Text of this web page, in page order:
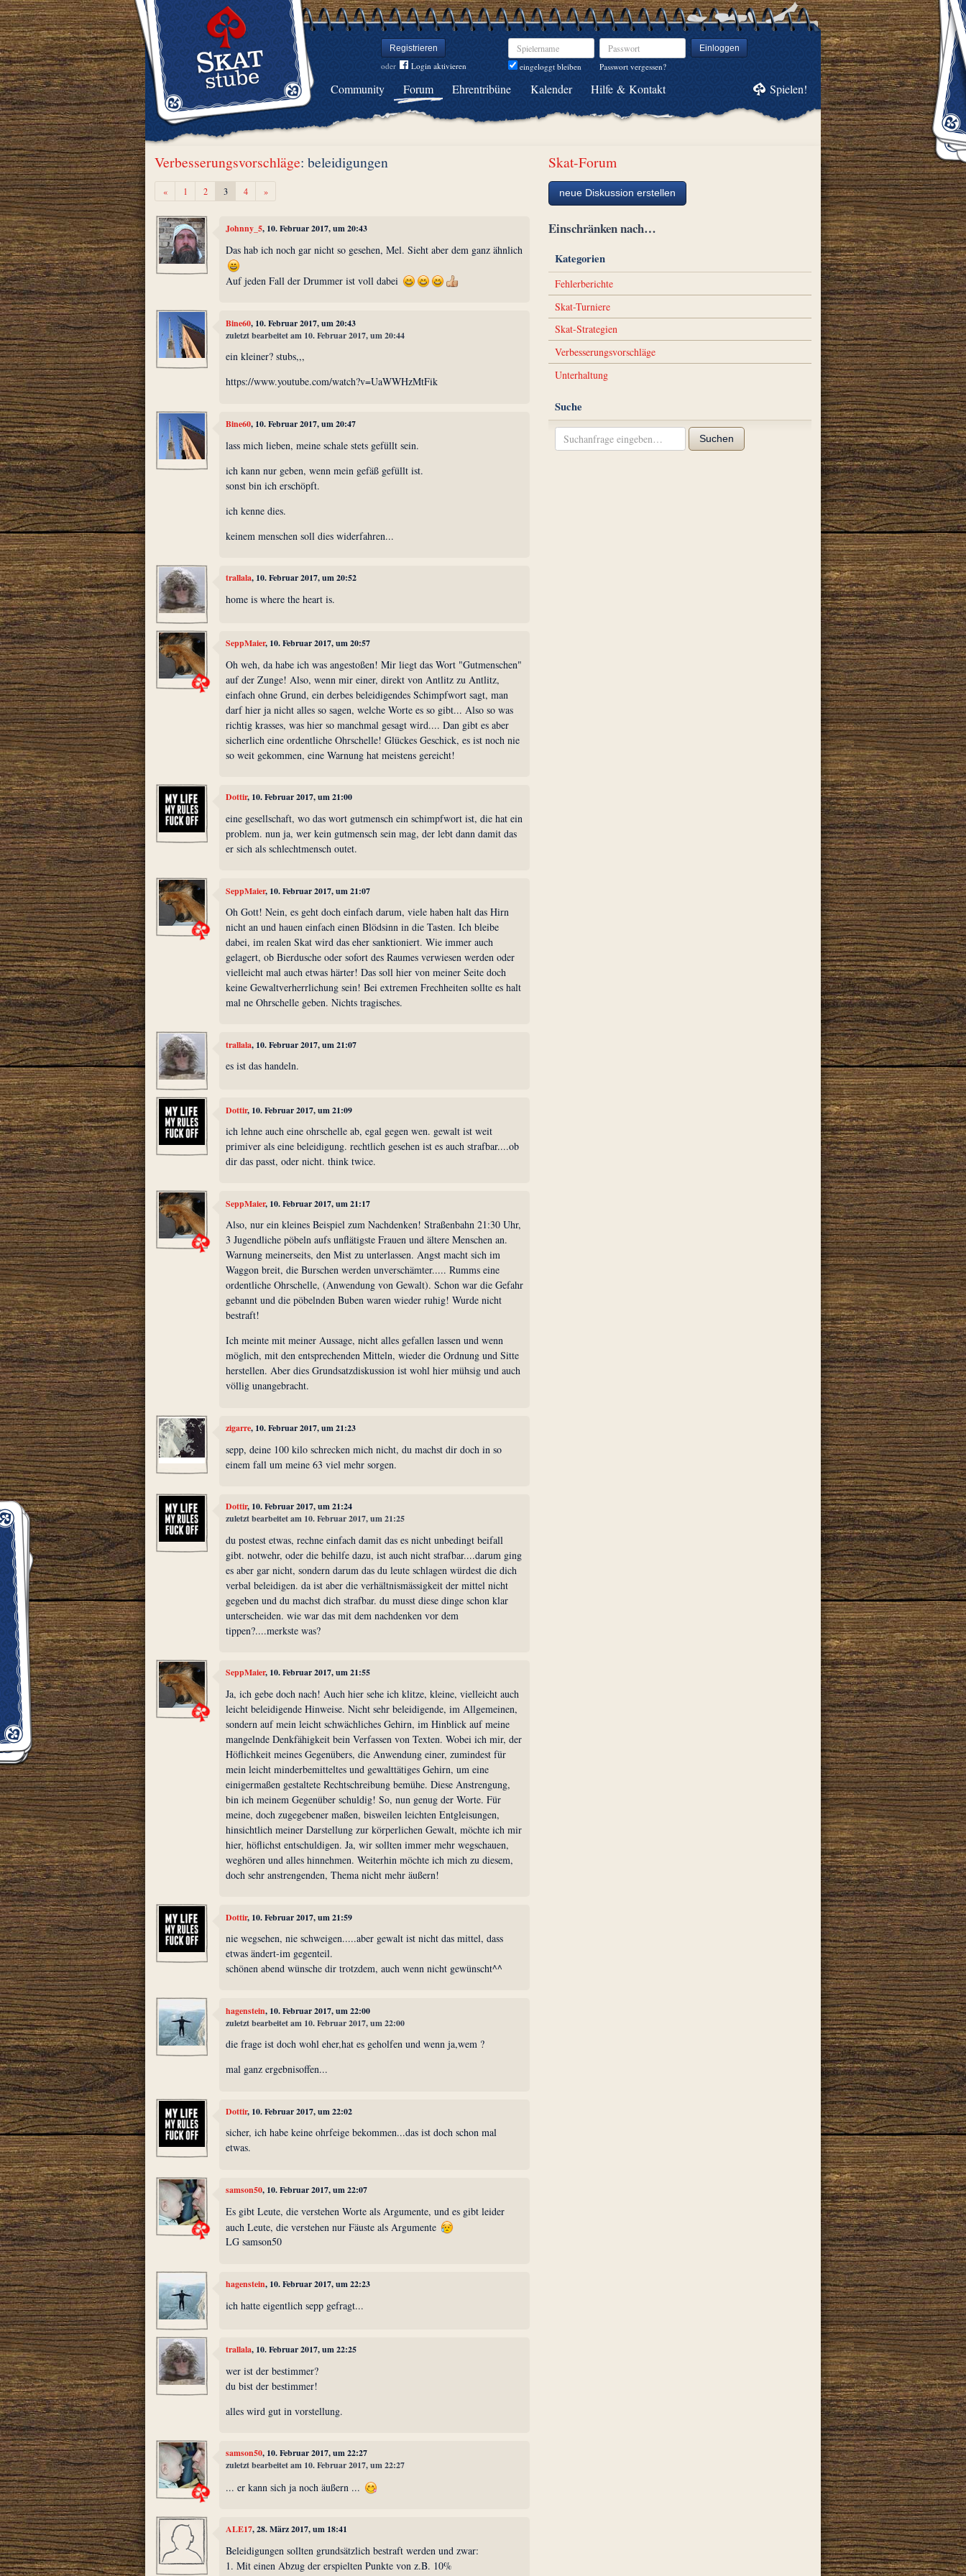
Registrieren
oder Login aktivieren
Spielername
eingeloggt bleiben
Passwort Einloggen
Passwort vergessen?
Community Forum Ehrentribüne Kalender Hilfe & Kontakt Spielen!
Verbesserungsvorschläge: beleidigungen
«Zurück1 2 3 4 »Weiter
Johnny_5, 10. Februar 2017, um 20:43
Das hab ich noch gar nicht so gesehen, Mel. Sieht aber dem ganz ähnlich
Auf jeden Fall der Drummer ist voll dabei
Bine60, 10. Februar 2017, um 20:43
zuletzt bearbeitet am 10. Februar 2017, um 20:44
ein kleiner? stubs,,,
https://www.youtube.com/watch?v=UaWWHzMtFik
Bine60, 10. Februar 2017, um 20:47
lass mich lieben, meine schale stets gefüllt sein.
ich kann nur geben, wenn mein gefäß gefüllt ist.
sonst bin ich erschöpft.
ich kenne dies.
keinem menschen soll dies widerfahren...
trallala, 10. Februar 2017, um 20:52
home is where the heart is.
SeppMaier, 10. Februar 2017, um 20:57
Oh weh, da habe ich was angestoßen! Mir liegt das Wort "Gutmenschen"
auf der Zunge! Also, wenn mir einer, direkt von Antlitz zu Antlitz,
einfach ohne Grund, ein derbes beleidigendes Schimpfwort sagt, man
darf hier ja nicht alles so sagen, welche Worte es so gibt... Also so was
richtig krasses, was hier so manchmal gesagt wird.... Dan gibt es aber
sicherlich eine ordentliche Ohrschelle! Glückes Geschick, es ist noch nie
so weit gekommen, eine Warnung hat meistens gereicht!
Dottir, 10. Februar 2017, um 21:00
eine gesellschaft, wo das wort gutmensch ein schimpfwort ist, die hat ein
problem. nun ja, wer kein gutmensch sein mag, der lebt dann damit das
er sich als schlechtmensch outet.
SeppMaier, 10. Februar 2017, um 21:07
Oh Gott! Nein, es geht doch einfach darum, viele haben halt das Hirn
nicht an und hauen einfach einen Blödsinn in die Tasten. Ich bleibe
dabei, im realen Skat wird das eher sanktioniert. Wie immer auch
gelagert, ob Bierdusche oder sofort des Raumes verwiesen werden oder
vielleicht mal auch etwas härter! Das soll hier von meiner Seite doch
keine Gewaltverherrlichung sein! Bei extremen Frechheiten sollte es halt
mal ne Ohrschelle geben. Nichts tragisches.
trallala, 10. Februar 2017, um 21:07
es ist das handeln.
Dottir, 10. Februar 2017, um 21:09
ich lehne auch eine ohrschelle ab, egal gegen wen. gewalt ist weit
primiver als eine beleidigung. rechtlich gesehen ist es auch strafbar....ob
dir das passt, oder nicht. think twice.
SeppMaier, 10. Februar 2017, um 21:17
Also, nur ein kleines Beispiel zum Nachdenken! Straßenbahn 21:30 Uhr,
3 Jugendliche pöbeln aufs unflätigste Frauen und ältere Menschen an.
Warnung meinerseits, den Mist zu unterlassen. Angst macht sich im
Waggon breit, die Burschen werden unverschämter..... Rumms eine
ordentliche Ohrschelle, (Anwendung von Gewalt). Schon war die Gefahr
gebannt und die pöbelnden Buben waren wieder ruhig! Wurde nicht
bestraft!
Ich meinte mit meiner Aussage, nicht alles gefallen lassen und wenn
möglich, mit den entsprechenden Mitteln, wieder die Ordnung und Sitte
herstellen. Aber dies Grundsatzdiskussion ist wohl hier mühsig und auch
völlig unangebracht.
zigarre, 10. Februar 2017, um 21:23
sepp, deine 100 kilo schrecken mich nicht, du machst dir doch in so
einem fall um meine 63 viel mehr sorgen.
Dottir, 10. Februar 2017, um 21:24
zuletzt bearbeitet am 10. Februar 2017, um 21:25
du postest etwas, rechne einfach damit das es nicht unbedingt beifall
gibt. notwehr, oder die behilfe dazu, ist auch nicht strafbar....darum ging
es aber gar nicht, sondern darum das du leute schlagen würdest die dich
verbal beleidigen. da ist aber die verhältnismässigkeit der mittel nicht
gegeben und du machst dich strafbar. du musst diese dinge schon klar
unterscheiden. wie war das mit dem nachdenken vor dem
tippen?....merkste was?
SeppMaier, 10. Februar 2017, um 21:55
Ja, ich gebe doch nach! Auch hier sehe ich klitze, kleine, vielleicht auch
leicht beleidigende Hinweise. Nicht sehr beleidigende, im Allgemeinen,
sondern auf mein leicht schwächliches Gehirn, im Hinblick auf meine
mangelnde Denkfähigkeit bein Verfassen von Texten. Wobei ich mir, der
Höflichkeit meines Gegenübers, die Anwendung einer, zumindest für
mein leicht minderbemitteltes und gewalttätiges Gehirn, um eine
einigermaßen gestaltete Rechtschreibung bemühe. Diese Anstrengung,
bin ich meinem Gegenüber schuldig! So, nun genug der Worte. Für
meine, doch zugegebener maßen, bisweilen leichten Entgleisungen,
hinsichtlich meiner Darstellung zur körperlichen Gewalt, möchte ich mir
hier, höflichst entschuldigen. Ja, wir sollten immer mehr wegschauen,
weghören und alles hinnehmen. Weiterhin möchte ich mich zu diesem,
doch sehr anstrengenden, Thema nicht mehr äußern!
Dottir, 10. Februar 2017, um 21:59
nie wegsehen, nie schweigen.....aber gewalt ist nicht das mittel, dass
etwas ändert-im gegenteil.
schönen abend wünsche dir trotzdem, auch wenn nicht gewünscht^^
hagenstein, 10. Februar 2017, um 22:00
zuletzt bearbeitet am 10. Februar 2017, um 22:00
die frage ist doch wohl eher,hat es geholfen und wenn ja,wem ?
mal ganz ergebnisoffen...
Dottir, 10. Februar 2017, um 22:02
sicher, ich habe keine ohrfeige bekommen...das ist doch schon mal
etwas.
samson50, 10. Februar 2017, um 22:07
Es gibt Leute, die verstehen Worte als Argumente, und es gibt leider
auch Leute, die verstehen nur Fäuste als Argumente
LG samson50
hagenstein, 10. Februar 2017, um 22:23
ich hatte eigentlich sepp gefragt...
trallala, 10. Februar 2017, um 22:25
wer ist der bestimmer?
du bist der bestimmer!
alles wird gut in vorstellung.
samson50, 10. Februar 2017, um 22:27
zuletzt bearbeitet am 10. Februar 2017, um 22:27
... er kann sich ja noch äußern ...
ALE17, 28. März 2017, um 18:41
Beleidigungen sollten grundsätzlich bestraft werden und zwar:
1. Mit einen Abzug der erspielten Punkte von z.B. 10%
Skat-Forum
neue Diskussion erstellen
Einschränken nach…
Kategorien
Fehlerberichte
Skat-Turniere
Skat-Strategien
Verbesserungsvorschläge
Unterhaltung
Suche
Suchen